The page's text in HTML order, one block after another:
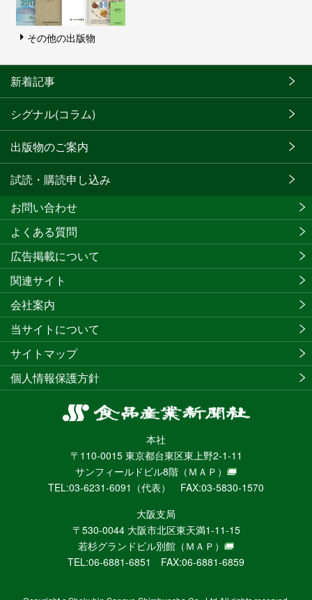
その他の出版物
新着記事
シグナル(コラム)
出版物のご案内
試読・購読申し込み
食
産
業
新
聞
社
ニ
ュ
ー
WEB
本社
〒110-0015 東京都台東区東上野2-1-11
サンフィールドビル8階 （ＭＡＰ）
TEL:03-6231-6091（代表） FAX:03-5830-1570
大阪支局
〒530-0044 大阪市北区東天満1-11-15
若杉グランドビル別館 （ＭＡＰ）
TEL:06-6881-6851 FAX:06-6881-6859
お問い合わせ
よくある質問
広告掲載について
関連サイト
会社案内
当サイトについて
サイトマップ
個人情報保護方針